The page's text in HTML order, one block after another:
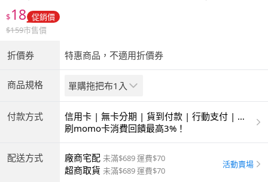
$18 促銷價
$159市售價
折價券 特惠商品，不適用折價券
商品規格 單購拖把布1入
付款方式
信用卡 | 無卡分期 | 貨到付款 | 行動支付 | 超
商付款 | ATM | 銀聯卡
刷momo卡消費回饋最高3%！
配送方式 廠商宅配 未滿$689 運費$70
超商取貨 未滿$689 運費$70
活動賣場